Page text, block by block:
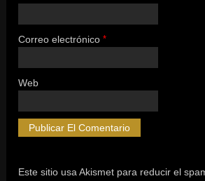
Correo electrónico*
Web
Este sitio usa Akismet para reducir el